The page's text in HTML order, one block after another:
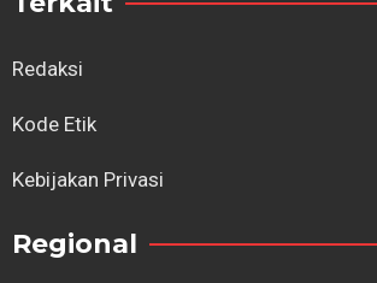
Redaksi
Kode Etik
Kebijakan Privasi
Regional